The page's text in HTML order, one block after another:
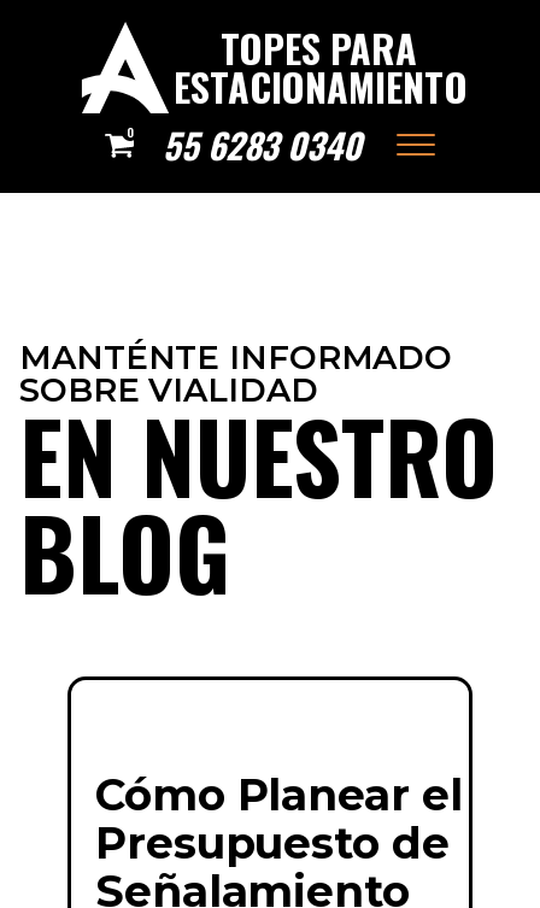
TOPES PARA
ESTACIONAMIENTO
0 55 6283 0340
MANTÉNTE INFORMADO
SOBRE VIALIDAD
EN NUESTRO
BLOG
Cómo Planear el
Presupuesto de
Señalamiento